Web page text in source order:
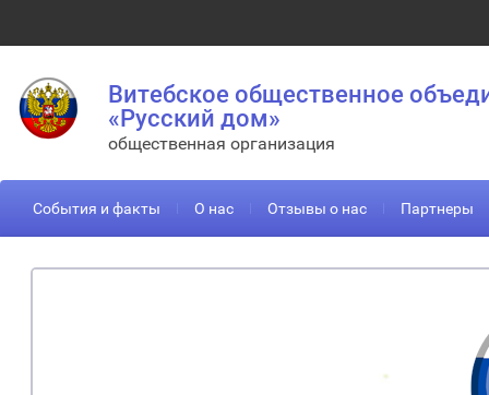
Витебское общественное
«Русский дом»
общественная организация
События и факты О нас Отзывы о нас Партнеры